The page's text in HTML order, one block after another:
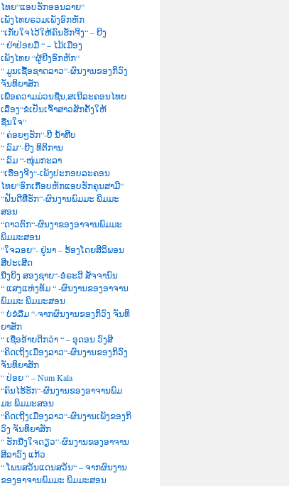
ໄທຍ“ແອບຮັກອອນລາຍ“
ເພັງໄທຍຣວມເພັງອົກຫັກ
“ເກັບໃຈໄວ້ໃຫ້ຄົນຮັກຈີງ“ – ຍີງ
“ ຢ່າປ່ອຍມື “ – ໄມ້ເມືອງ
ເພັງໄທຍ “ຜູ້ຍີງອົກຫັກ“
“ ມູນເຊື້ອຊາດລາວ“-ຜົນງານຂອງກິວົງ
ຈັນທິຍາສັກ
ເພື່ອຄວາມມ່ວນຊື່ນ,ສເນີລະຄອນໄທຍ
ເລື່ອງ“ຂໍເປັນເຈົ້າສາວສັກຄັ້ງໃຫ້
ຊື່ນໃຈ“
“ ຄ່ອຍໆຮັກ“-ບີ ນໍ້າທີບ
“ ລົມ“-ຍີງ ທິຕິການ
“ ລົມ “-ໜຸ່ມກະລາ
“ເຮື່ອງຈີງ“-ເພັງປະກອບລະຄອນ
ໄທຍ“ອົກເກືອບຫັກແອບຮັກຄຸນສາມີ“
“ຝັນດີທີ່ຮັກ“-ຜົນງານພົມມະ ພິມມະ
ສອນ
“ດາວຕົກ“-ຜົນງາຂອງອາຈານພົມມະ
ພິມມະສອນ
“ໃຈລອຍ“- ຢູ່ນາ – ຮ້ອງໂດຍສີລິພອນ
ສີປະເສີດ
ນື່ງຍິງ ສອງຊາຍ“-ອໍຣະວີ ສັຈຈານົນ
“ ແສງແຫ່ງທັມ “ -ຜົນງານຂອງອາຈານ
ພົມມະ ພິມມະສອນ
“ ບໍ່ຂໍລືມ “-ຈາກຜົນງານຂອງກິວົງ ຈັນທິ
ຍາສັກ
“ ເຊື່ອອ້າຍດີກວ່າ “ – ອຸດອນ ວົງສີ
“ຄິດເຖິງເມືອງລາວ“-ຜົນງານຂອງກິວົງ
ຈັນທິຍາສັກ
“ ປ່ອຍ “ – Num Kala
“ຄົນໄຮ້ຮັກ“-ຜົນງານຂອງອາຈານພົມ
ມະ ພິມມະສອນ
“ຄິດເຖີງເມືອງລາວ“-ຜົນງານເພັງຂອງກິ
ວົງ ຈັນທິຍາສັກ
“ ຮັກນື່ງໃຈດຽວ“-ຜົນງານຂອງອາຈານ
ສີລາວົງ ແກ້ວ
“ ໂພນສວັນແດນສວັນ“ – ຈາກຜົນງານ
ຂອງອາຈານພົມມະ ພິມມະສອນ